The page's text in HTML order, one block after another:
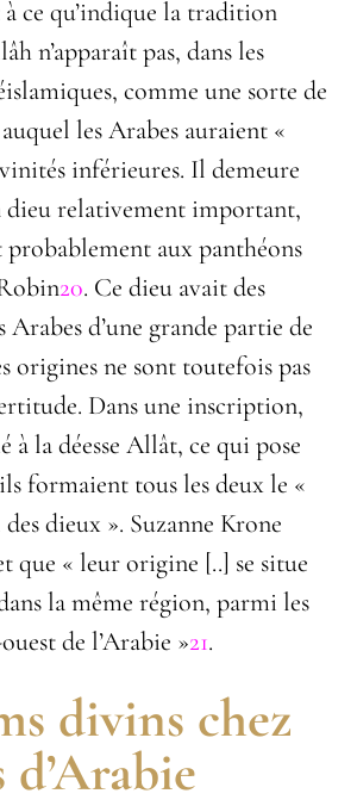
ce qu’indique la tradition
n’apparaît pas, dans les
comme une sorte de
les Arabes auraient «
inférieures. Il demeure
dieu relativement important,
aux panthéons
20. Ce dieu avait des
Arabes d’une grande partie de
origines ne sont toutefois pas
Dans une inscription,
à la déesse Allât, ce qui pose
formaient tous les deux le «
dieux ». Suzanne Krone
que « leur origine [..] se situe
la même région, parmi les
de l’Arabie »21.
divins chez